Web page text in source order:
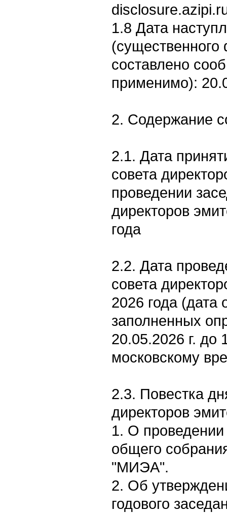
1.8 Дата
(существенного
составлено
применимо):
2. Содержание
2.1. Дата
совета
проведении
директоров
года
2.2. Дата
совета
2026 года (дата
заполненных
20.05.2026 г. до
московскому
2.3. Повестка
директоров
1. О проведении
общего
"МИЭА".
2. Об
годового